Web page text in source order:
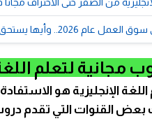
مجانية لتعلم اللغة
الإنجليزية هو
بعض القنوات التي تقدم